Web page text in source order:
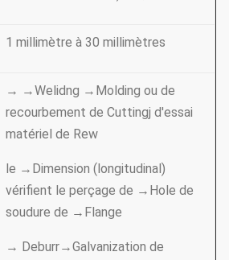
1 millimètre à 30 millimètres
→ →Welidng →Molding ou de
recourbement de Cuttingj d'essai
matériel de Rew
le →Dimension (longitudinal)
vérifient le perçage de →Hole de
soudure de →Flange
→ Deburr→Galvanization de